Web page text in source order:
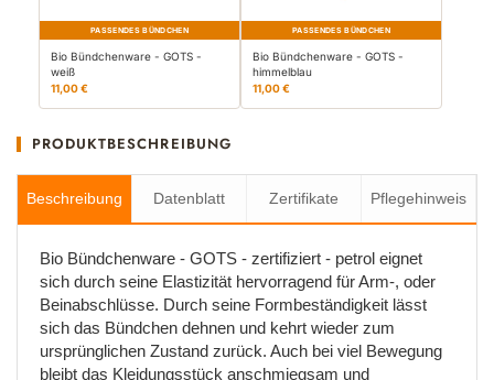
PASSENDES BÜNDCHEN
Bio Bündchenware - GOTS -
weiß
11,00 €
PASSENDES BÜNDCHEN
Bio Bündchenware - GOTS -
himmelblau
11,00 €
PRODUKTBESCHREIBUNG
Beschreibung Datenblatt Zertifikate Pflegehinweis
Bio Bündchenware - GOTS - zertifiziert - petrol eignet
sich durch seine Elastizität hervorragend für Arm-, oder
Beinabschlüsse. Durch seine Formbeständigkeit lässt
sich das Bündchen dehnen und kehrt wieder zum
ursprünglichen Zustand zurück. Auch bei viel Bewegung
bleibt das Kleidungsstück anschmiegsam und